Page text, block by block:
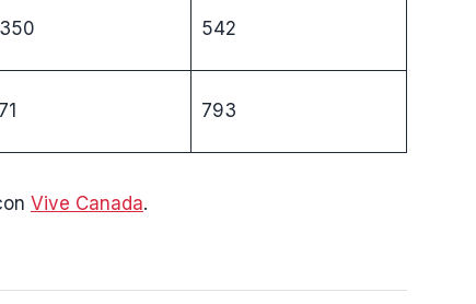
542
793
Vive Canada.